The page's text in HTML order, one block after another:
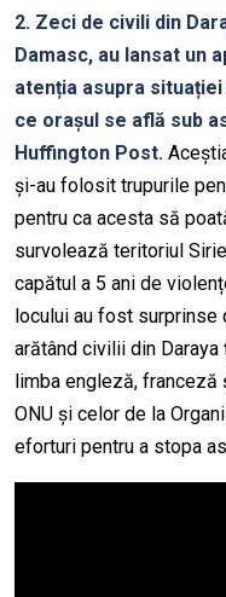
2. Zeci de civili din
Damasc, au lansat un
atenția asupra
ce orașul se află sub
Huffington Post.
și-au folosit trupurile
pentru ca acesta să
survolează teritoriul
capătul a 5 ani de
locului au fost
arătând civilii din Daraya
limba engleză, franceză
ONU și celor de la
eforturi pentru a stopa